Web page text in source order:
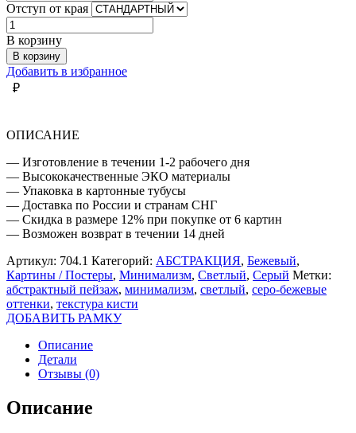
Отступ от края
Количество
товара
СЕРЫЙ
АБСТРАКТНЫЙ
ПЕЙЗАЖ
В корзину
В корзину
Добавить в избранное
₽
ОПИСАНИЕ
— Изготовление в течении 1-2 рабочего дня
— Высококачественные ЭКО материалы
— Упаковка в картонные тубусы
— Доставка по России и странам СНГ
— Скидка в размере 12% при покупке от 6 картин
— Возможен возврат в течении 14 дней
Артикул: 704.1 Категорий: АБСТРАКЦИЯ, Бежевый,
Картины / Постеры, Минимализм, Светлый, Серый Метки:
абстрактный пейзаж, минимализм, светлый, серо-бежевые
оттенки, текстура кисти
ДОБАВИТЬ РАМКУ
Описание
Детали
Отзывы (0)
Описание